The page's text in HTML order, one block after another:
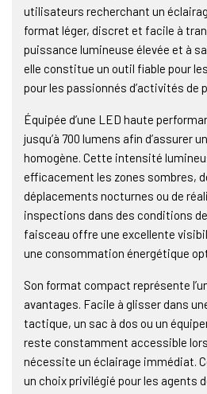
utilisateurs recherchant un
format léger, discret et facile à
puissance lumineuse élevée et à
elle constitue un outil fiable pour
pour les passionnés d’activités de
Équipée d’une LED haute
jusqu’à 700 lumens afin d’assurer
homogène. Cette intensité
efficacement les zones sombres,
déplacements nocturnes ou de
inspections dans des conditions
faisceau offre une excellente
une consommation énergétique
Son format compact représente
avantages. Facile à glisser dans
tactique, un sac à dos ou un
reste constamment accessible
nécessite un éclairage immédiat.
un choix privilégié pour les agents